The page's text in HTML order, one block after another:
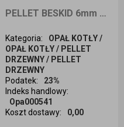
PELLET BESKID 6mm 15kg - Odbiór osobisty
Kategoria:
OPAŁ KOTŁY /
OPAŁ KOTŁY / PELLET
DRZEWNY / PELLET
DRZEWNY
Podatek:
23%
Indeks handlowy:
Opa000541
Koszt dostawy: 0,00
Ilość sztuk